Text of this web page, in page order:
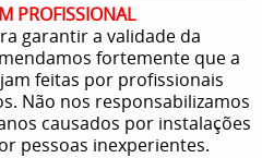
PROFISSIONAL
garantir a validade da
fortemente que a
feitas por profissionais
Não nos responsabilizamos
causados por instalações
pessoas inexperientes.